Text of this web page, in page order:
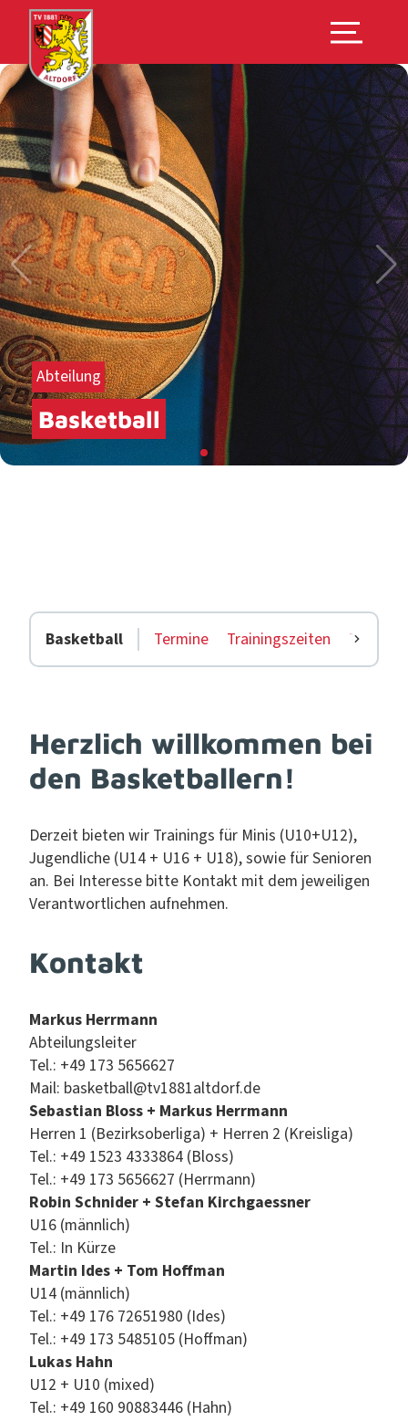
Abteilung
Basketball
Bas­ket­ball Ter­mine Train­ingszeit­en Teams
Herzlich willkommen bei
den Basketballern!
Derzeit bieten wir Train­ings für Min­is (U10+U12),
Jugendliche (U14 + U16 + U18), sowie für Senioren
an. Bei Inter­esse bitte Kon­takt mit dem jew­eili­gen
Ver­ant­wortlichen aufnehmen.
Kontakt
Markus Her­rmann
Abteilungsleit­er
Tel.: +49 173 5656627
Mail: basketball@tv1881altdorf.de
Sebas­t­ian Bloss + Markus Her­rmann
Her­ren 1 (Bezirk­soberli­ga) + Her­ren 2 (Kreis­li­ga)
Tel.: +49 1523 4333864 (Bloss)
Tel.: +49 173 5656627 (Her­rmann)
Robin Schnider + Ste­fan Kirch­gaess­ner
U16 (männlich)
Tel.: In Kürze
Mar­tin Ides + Tom Hoff­man
U14 (männlich)
Tel.: +49 176 72651980 (Ides)
Tel.: +49 173 5485105 (Hoff­man)
Lukas Hahn
U12 + U10 (mixed)
Tel.: +49 160 90883446 (Hahn)